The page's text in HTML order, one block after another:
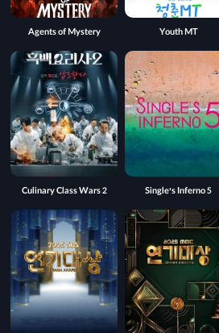
Youth MT
Agents of Mystery
Single’s Inferno 5
Culinary Class Wars 2